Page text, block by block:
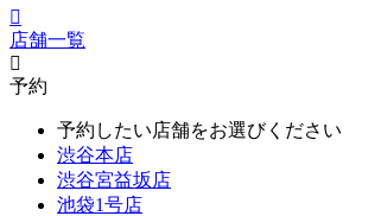
店舗一覧
予約
予約したい店舗をお選びください
渋谷本店
渋谷宮益坂店
池袋1号店